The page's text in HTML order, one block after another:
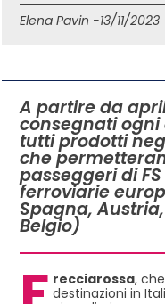
Elena Pavin -13/11/2023
A partire da
consegnati ogni
tutti prodotti
che
passeggeri di
ferroviarie
Spagna,
Belgio)
recciarossa,
destinazioni in